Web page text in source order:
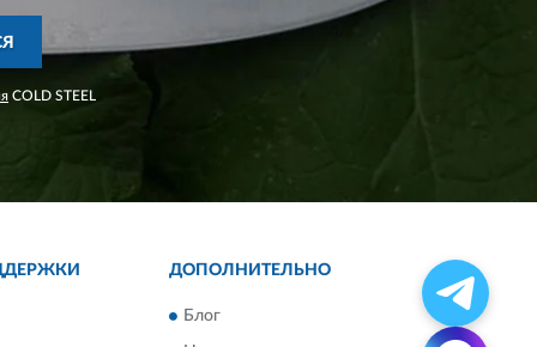
COLD STEEL
ДОПОЛНИТЕЛЬНО
Блог